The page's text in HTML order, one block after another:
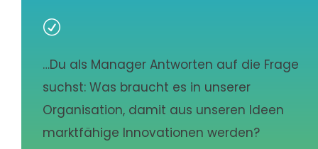
R
…Du als Manager Antworten auf die Frage
suchst: Was braucht es in unserer
Organisation, damit aus unseren Ideen
marktfähige Innovationen werden?